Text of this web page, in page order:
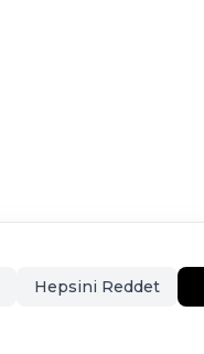
Hepsini Reddet